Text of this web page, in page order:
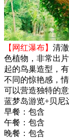
【网红瀑布】 清
色植物，非常出片
起的鸟巢造型，
不同的惊艳感，
可以营造独特的意
蓝梦岛游览+贝尼
早餐： 包含
午餐： 包含
晚餐： 包含